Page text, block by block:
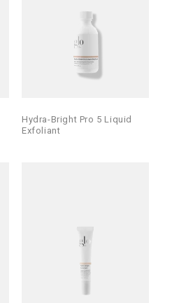
Hydra-Bright Pro 5 Liquid
Exfoliant